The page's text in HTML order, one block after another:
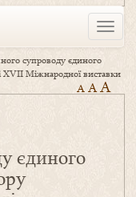
Toggle
супроводу єдиного
XVІІ Міжнародної виставки
A AA
єдиного